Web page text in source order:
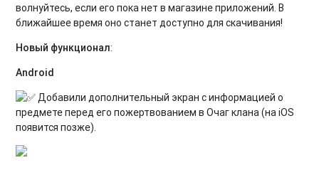
волнуйтесь, если его пока нет в магазине приложений. В
ближайшее время оно станет доступно для скачивания!
Новый функционал:
Android
Добавили дополнительный экран с информацией о
предмете перед его пожертвованием в Очаг клана (на iOS
появится позже).